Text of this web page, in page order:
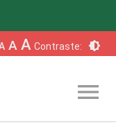
A A Contraste: brightness_6
menu